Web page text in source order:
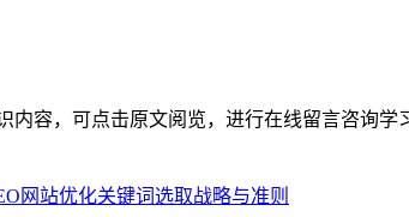
容，可点击原文阅览，进行在线留言咨询学
网站优化关键词选取战略与准则